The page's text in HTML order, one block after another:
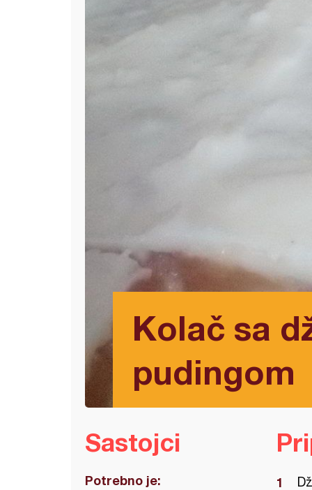
Kolač sa
pudingom
Sastojci
Potrebno je: